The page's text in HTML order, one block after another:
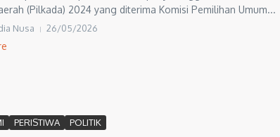
(Pilkada) 2024 yang diterima Komisi Pemilihan Umum...
Nusa 26/05/2026
PERISTIWA POLITIK